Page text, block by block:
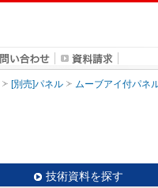
[別売]パネル ムーブアイ付パネ
技術資料を探す